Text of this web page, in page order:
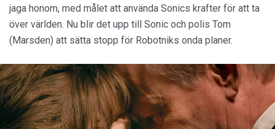
jaga honom, med målet att använda Sonics krafter för att ta
över världen. Nu blir det upp till Sonic och polis Tom
(Marsden) att sätta stopp för Robotniks onda planer.